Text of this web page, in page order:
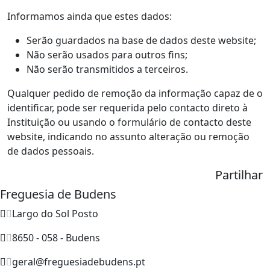
Informamos ainda que estes dados:
Serão guardados na base de dados deste website;
Não serão usados para outros fins;
Não serão transmitidos a terceiros.
Qualquer pedido de remoção da informação capaz de o
identificar, pode ser requerida pelo contacto direto à
Instituição ou usando o formulário de contacto deste
website, indicando no assunto alteração ou remoção
de dados pessoais.
Partilhar
Freguesia de Budens
Largo do Sol Posto
8650 - 058 - Budens
geral@freguesiadebudens.pt